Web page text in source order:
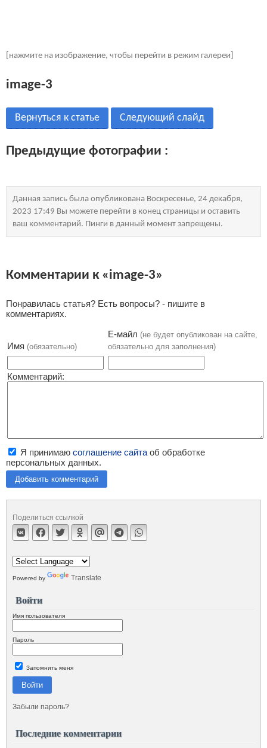
[нажмите на изображение, чтобы перейти в режим галереи]
image-3
Вернуться к статье Следующий слайд
Предыдущие фотографии :
Данная запись была опубликована Воскресенье, 24 декабря,
2023 17:49 Вы можете перейти в конец страницы и оставить
ваш комментарий. Пинги в данный момент запрещены.
Комментарии к «image-3»
Понравилась статья? Есть вопросы? - пишите в
комментариях.
Имя (обязательно)
Е-майл (не будет опубликован на сайте,
обязательно для заполнения)
Комментарий:
Я принимаю соглашение сайта об обработке
персональных данных.
Добавить комментарий
Поделиться ссылкой
Powered by Translate
Войти
Имя пользователя
Пароль
Запомнить меня
Войти
Забыли пароль?
Последние комментарии